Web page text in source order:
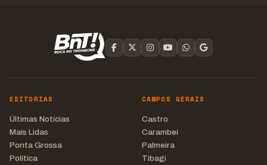
EDITORIAS
Últimas Notícias
Mais Lidas
Ponta Grossa
Política
CAMPOS GERAIS
Castro
Carambeí
Palmeira
Tibagi